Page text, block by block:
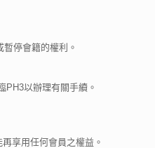
停會籍的權利。
PH3以辦理有關手續。
享用任何會員之權益。